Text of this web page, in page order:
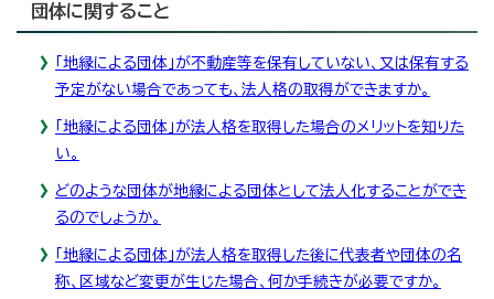
団体に関すること
「地縁による団体」が不動産等を保有していない、又は保有する
予定がない場合であっても、法人格の取得ができますか。
「地縁による団体」が法人格を取得した場合のメリットを知りた
い。
どのような団体が地縁による団体として法人化することができ
るのでしょうか。
「地縁による団体」が法人格を取得した後に代表者や団体の名
称、区域など変更が生じた場合、何か手続きが必要ですか。